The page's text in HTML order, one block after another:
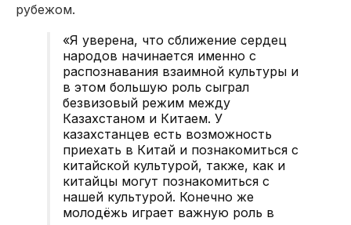
рубежом.
«Я уверена, что сближение сердец
народов начинается именно с
распознавания взаимной культуры и
в этом большую роль сыграл
безвизовый режим между
Казахстаном и Китаем. У
казахстанцев есть возможность
приехать в Китай и познакомиться с
китайской культурой, также, как и
китайцы могут познакомиться с
нашей культурой. Конечно же
молодёжь играет важную роль в